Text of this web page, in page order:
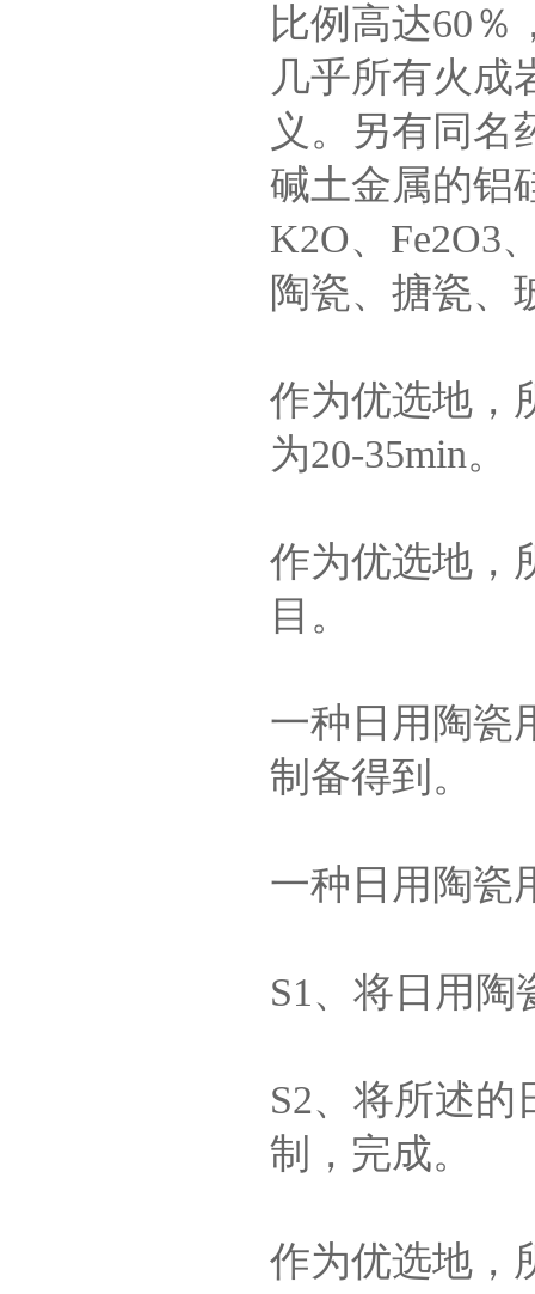
比例高达60
几乎所有火成
义。另有同名
碱土金属的铝
K2O、Fe2O3
陶瓷、搪瓷、
作为优选地，
为20-35min。
作为优选地，
目。
一种日用陶瓷
制备得到。
一种日用陶瓷
S1、将日用
S2、将所述
制，完成。
作为优选地，